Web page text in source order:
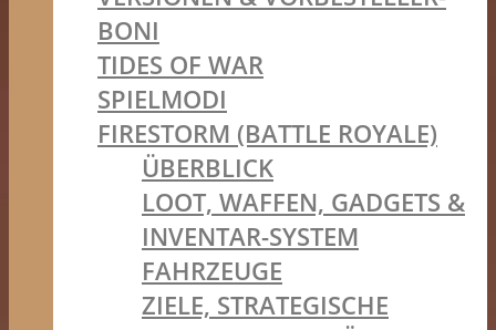
BONI
TIDES OF WAR
SPIELMODI
FIRESTORM (BATTLE ROYALE)
ÜBERBLICK
LOOT, WAFFEN, GADGETS &
INVENTAR-SYSTEM
FAHRZEUGE
ZIELE, STRATEGISCHE